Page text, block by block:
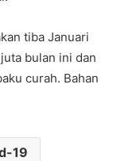
tiba Januari
bulan ini dan
curah. Bahan
19